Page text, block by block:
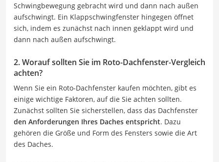
Schwingbewegung gebracht wird und dann nach außen
aufschwingt. Ein Klappschwingfenster hingegen öffnet
sich, indem es zunächst nach innen geklappt wird und
dann nach außen aufschwingt.
2. Worauf sollten Sie im Roto-Dachfenster-Vergleich
achten?
Wenn Sie ein Roto-Dachfenster kaufen möchten, gibt es
einige wichtige Faktoren, auf die Sie achten sollten.
Zunächst sollten Sie sicherstellen, dass das Dachfenster
den Anforderungen Ihres Daches entspricht. Dazu
gehören die Größe und Form des Fensters sowie die Art
des Daches.